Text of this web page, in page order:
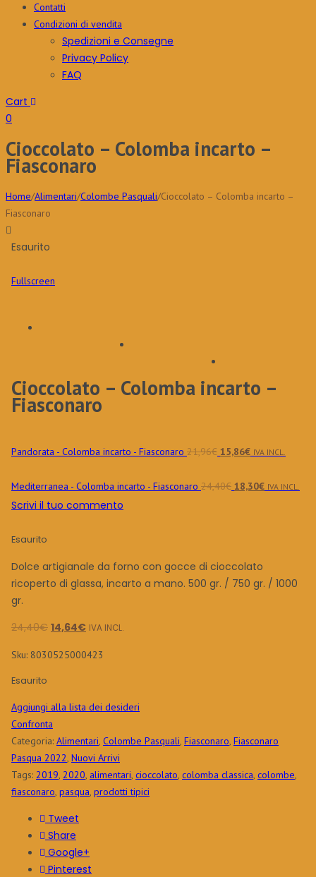
Contatti
Condizioni di vendita
Spedizioni e Consegne
Privacy Policy
FAQ
Cart
0
Cioccolato – Colomba incarto –
Fiasconaro
Home/Alimentari/Colombe Pasquali/Cioccolato – Colomba incarto –
Fiasconaro
Esaurito
Fullscreen
Cioccolato – Colomba incarto –
Fiasconaro
Pandorata - Colomba incarto - Fiasconaro 21,96€ Il
originale
15,86€Il
attuale
IVA INCL.
Mediterranea - Colomba incarto - Fiasconaro 24,40€ Il
18,30€IlIVA INCL.
Scrivi il tuo commento
Esaurito
Dolce artigianale da forno con gocce di cioccolato
ricoperto di glassa, incarto a mano. 500 gr. / 750 gr. / 1000
gr.
24,40€ Il
originale
14,64€
attuale
IVA INCL.
Sku: 8030525000423
Esaurito
Aggiungi alla lista dei desideri
Confronta
Categoria: Alimentari, Colombe Pasquali, Fiasconaro, Fiasconaro
Pasqua 2022, Nuovi Arrivi
Tags: 2019, 2020, alimentari, cioccolato, colomba classica, colombe,
fiasconaro, pasqua, prodotti tipici
Tweet
Share
Google+
Pinterest